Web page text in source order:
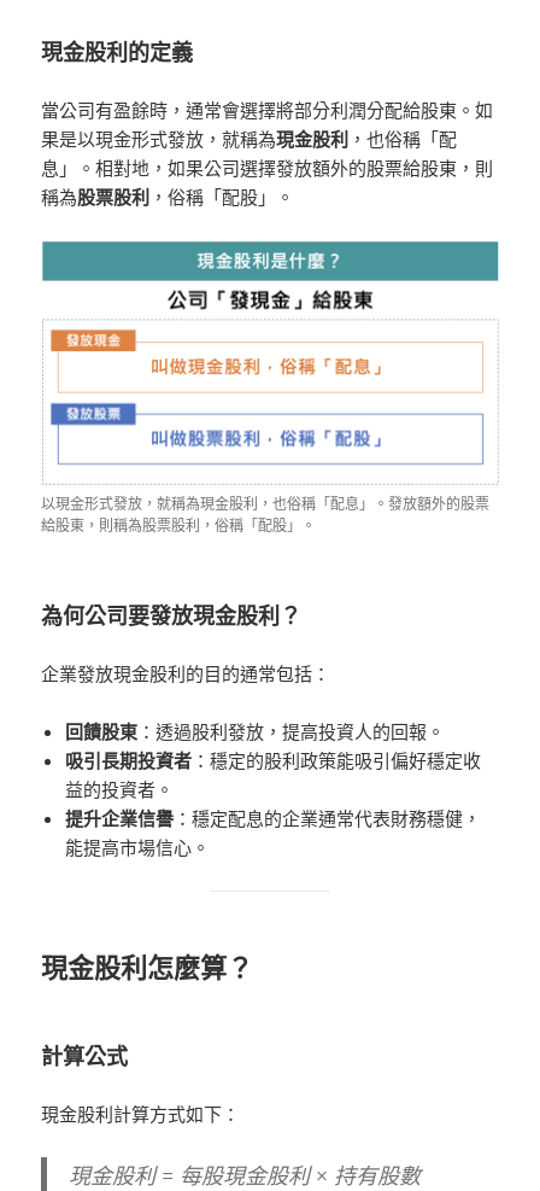
現金股利的定義
當公司有盈餘時，通常會選擇將部分利潤分配給股東。如
果是以現金形式發放，就稱為現金股利 ，也俗稱「配
息」。相對地，如果公司選擇發放額外的股票給股東，則
稱為股票股利 ，俗稱「配股」。
以現金形式發放，就稱為現金股利，也俗稱「配息」。發放額外的股票
給股東，則稱為股票股利，俗稱「配股」。
為何公司要發放現金股利？
企業發放現金股利的目的通常包括：
回饋股東 ：透過股利發放，提高投資人的回報。
吸引長期投資者 ：穩定的股利政策能吸引偏好穩定收
益的投資者。
提升企業信譽：穩定配息的企業通常代表財務穩健，
能提高市場信心。
現金股利怎麼算？
計算公式
現金股利計算方式如下：
現金股利 = 每股現金股利 × 持有股數